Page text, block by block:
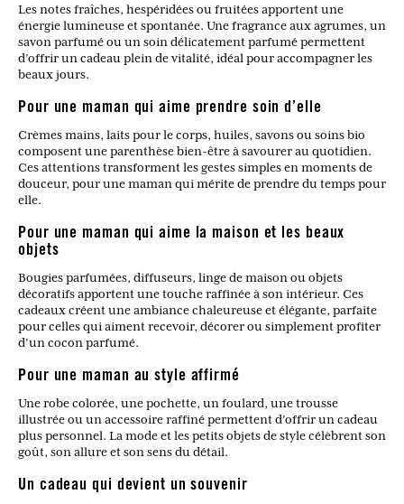
Les notes fraîches, hespéridées ou fruitées apportent une
énergie lumineuse et spontanée. Une fragrance aux agrumes, un
savon parfumé ou un soin délicatement parfumé permettent
d’offrir un cadeau plein de vitalité, idéal pour accompagner les
beaux jours.
Pour une maman qui aime prendre soin d’elle
Crèmes mains, laits pour le corps, huiles, savons ou soins bio
composent une parenthèse bien-être à savourer au quotidien.
Ces attentions transforment les gestes simples en moments de
douceur, pour une maman qui mérite de prendre du temps pour
elle.
Pour une maman qui aime la maison et les beaux
objets
Bougies parfumées, diffuseurs, linge de maison ou objets
décoratifs apportent une touche raffinée à son intérieur. Ces
cadeaux créent une ambiance chaleureuse et élégante, parfaite
pour celles qui aiment recevoir, décorer ou simplement profiter
d’un cocon parfumé.
Pour une maman au style affirmé
Une robe colorée, une pochette, un foulard, une trousse
illustrée ou un accessoire raffiné permettent d’offrir un cadeau
plus personnel. La mode et les petits objets de style célèbrent son
goût, son allure et son sens du détail.
Un cadeau qui devient un souvenir